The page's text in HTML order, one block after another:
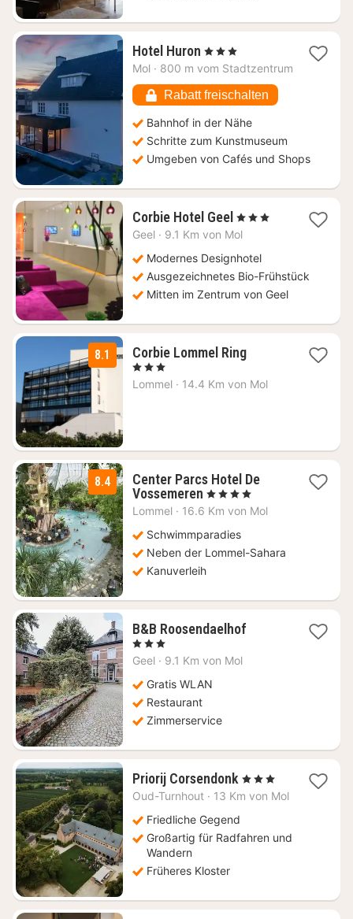
Hotel Huron 1
Nacht
115,07
€
, 3 Sterne
Mol · 800 m vom Stadtzentrum
Rabatt freischalten
Bahnhof in der Nähe
Schritte zum Kunstmuseum
Umgeben von Cafés und Shops
Corbie Hotel Geel 1
Nacht
190
€
, 3 Sterne
Geel · 9.1 Km von Mol
Modernes Designhotel
Ausgezeichnetes Bio-Frühstück
Mitten im Zentrum von Geel
8.1 Corbie Lommel Ring1
ab
, 3 Sterne
Lommel · 14.4 Km von Mol
8.4
Center Parcs Hotel De
Vossemeren 1
Nacht
109
€
, 4 Sterne
Lommel · 16.6 Km von Mol
Schwimmparadies
Neben der Lommel-Sahara
Kanuverleih
B&B Roosendaelhof1
, 3 Sterne
Geel · 9.1 Km von Mol
Gratis WLAN
Restaurant
Zimmerservice
Priorij Corsendonk 1
Nacht
€
, 3 Sterne
Oud-Turnhout · 13 Km von Mol
Friedliche Gegend
Großartig für Radfahren und
Wandern
Früheres Kloster